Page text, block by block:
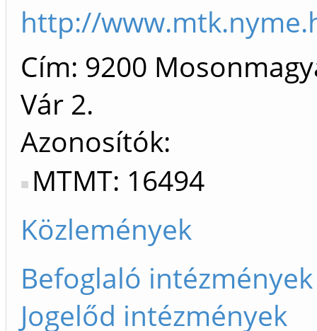
http://
Cím: 9200
Vár 2.
Azonosítók
MTMT: 16494
Közlemények
Befoglaló intézmények
Jogelőd intézmények